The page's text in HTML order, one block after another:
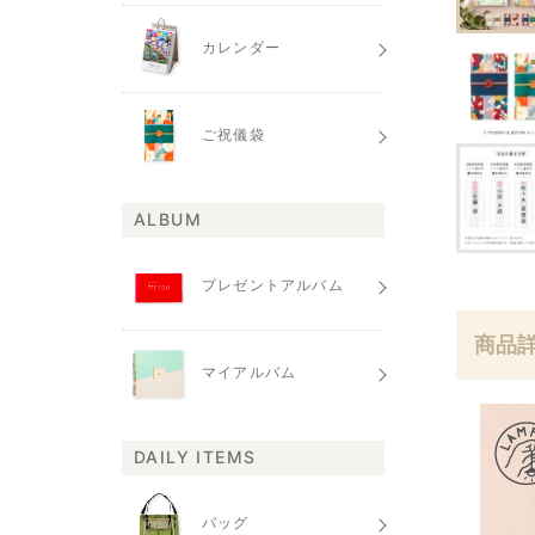
商品
カレンダー
ご祝儀袋
ALBUM
プレゼントアルバム
マイアルバム
DAILY ITEMS
バッグ